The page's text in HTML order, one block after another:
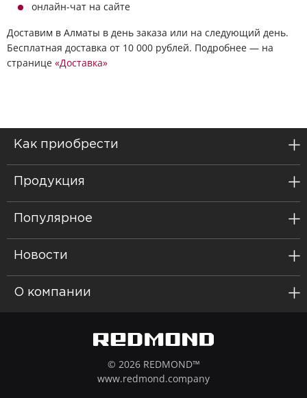
онлайн-чат на сайте
Доставим в Алматы в день заказа или на следующий день.
Бесплатная доставка от 10 000 рублей. Подробнее — на
странице «Доставка»
Как приобрести
Продукция
Популярное
Новости
О компании
© 2026 REDMOND™
www.redmond.company